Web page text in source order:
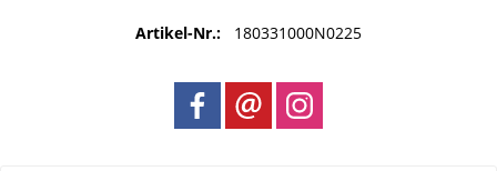
Artikel-Nr.: 180331000N0225